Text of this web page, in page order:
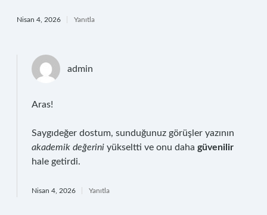
Nisan 4, 2026 Yanıtla
admin
Aras!
Saygıdeğer dostum, sunduğunuz görüşler yazının
akademik değerini yükseltti ve onu daha güvenilir
hale getirdi.
Nisan 4, 2026 Yanıtla